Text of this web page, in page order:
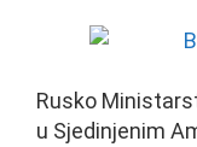
Rusko
u Sjedinjenim